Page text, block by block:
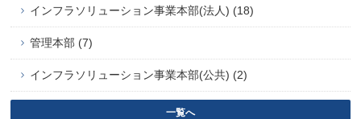
インフラソリューション事業本部(法人) (18)
管理本部 (7)
インフラソリューション事業本部(公共) (2)
一覧へ